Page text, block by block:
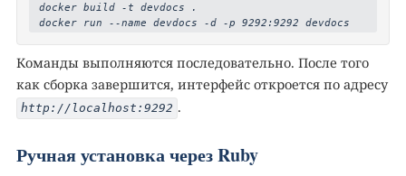
docker build -t devdocs .
docker run --name devdocs -d -p 9292:9292 devdocs
Команды выполняются последовательно. После того
как сборка завершится, интерфейс откроется по адресу
http://localhost:9292 .
Ручная установка через Ruby